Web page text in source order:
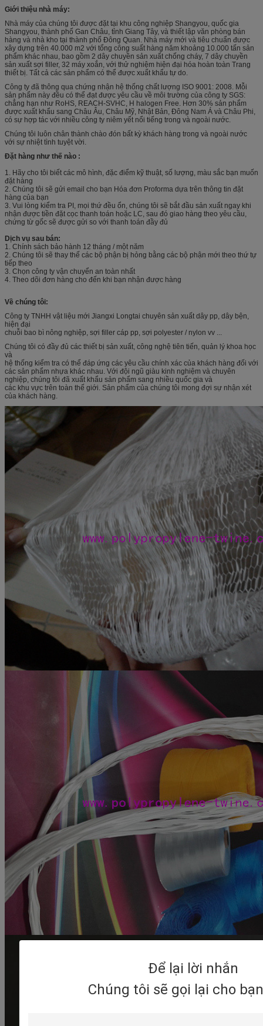
Để lại lời nhắn
Chúng tôi sẽ gọi lại cho
Giới thiệu nhà máy:
Nhà máy của chúng tôi được đặt tại khu công nghiệp Shangyou, quốc gia
Shangyou, thành phố Gan Châu, tỉnh Giang Tây, và thiết lập văn phòng bán
hàng và nhà kho tại thành phố Đông Quan. Nhà máy mới và tiêu chuẩn được
xây dựng trên 40.000 m2 với tổng công suất hàng năm khoảng 10.000 tấn sản
phẩm khác nhau, bao gồm 2 dây chuyền sản xuất chống cháy, 7 dây chuyền
sản xuất sợi filler, 32 máy xoắn, với thử nghiệm hiện đại hóa hoàn toàn Trang
thiết bị. Tất cả các sản phẩm có thể được xuất khẩu tự do.
Công ty đã thông qua chứng nhận hệ thống chất lượng ISO 9001: 2008. Mỗi
sản phẩm này đều có thể đạt được yêu cầu về môi trường của công ty SGS:
chẳng hạn như RoHS, REACH-SVHC, H halogen Free. Hơn 30% sản phẩm
được xuất khẩu sang Châu Âu, Châu Mỹ, Nhật Bản, Đông Nam Á và Châu Phi,
có sự hợp tác với nhiều công ty niêm yết nổi tiếng trong và ngoài nước.
Chúng tôi luôn chân thành chào đón bất kỳ khách hàng trong và ngoài nước
với sự nhiệt tình tuyệt vời.
Đặt hàng như thế nào :
1. Hãy cho tôi biết các mô hình, đặc điểm kỹ thuật, số lượng, màu sắc bạn muốn
đặt hàng
2. Chúng tôi sẽ gửi email cho bạn Hóa đơn Proforma dựa trên thông tin đặt
hàng của bạn
3. Vui lòng kiểm tra PI, mọi thứ đều ổn, chúng tôi sẽ bắt đầu sản xuất ngay khi
nhận được tiền đặt cọc thanh toán hoặc LC, sau đó giao hàng theo yêu cầu,
chứng từ gốc sẽ được gửi so với thanh toán đầy đủ
Dịch vụ sau bán:
1. Chính sách bảo hành 12 tháng / một năm
2. Chúng tôi sẽ thay thế các bộ phận bị hỏng bằng các bộ phận mới theo thứ tự
tiếp theo
3. Chọn công ty vận chuyển an toàn nhất
4. Theo dõi đơn hàng cho đến khi bạn nhận được hàng
Về chúng tôi:
Công ty TNHH vật liệu mới Jiangxi Longtai chuyên sản xuất dây pp, dây bện,
hiện đại
chuỗi bao bì nông nghiệp, sợi filler cáp pp, sợi polyester / nylon vv ...
Chúng tôi có đầy đủ các thiết bị sản xuất, công nghệ tiên tiến, quản lý khoa học
và
hệ thống kiểm tra có thể đáp ứng các yêu cầu chính xác của khách hàng đối với
các sản phẩm nhựa khác nhau. Với đội ngũ giàu kinh nghiệm và chuyên
nghiệp, chúng tôi đã xuất khẩu sản phẩm sang nhiều quốc gia và
các khu vực trên toàn thế giới. Sản phẩm của chúng tôi mong đợi sự nhận xét
của khách hàng.